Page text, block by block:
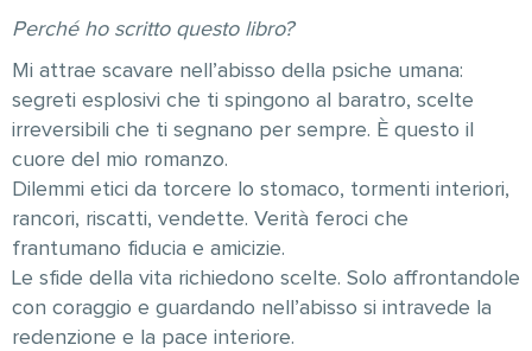
Perché ho scritto questo libro?
Mi attrae scavare nell’abisso della psiche umana:
segreti esplosivi che ti spingono al baratro, scelte
irreversibili che ti segnano per sempre. È questo il
cuore del mio romanzo.
Dilemmi etici da torcere lo stomaco, tormenti interiori,
rancori, riscatti, vendette. Verità feroci che
frantumano fiducia e amicizie.
Le sfide della vita richiedono scelte. Solo affrontandole
con coraggio e guardando nell’abisso si intravede la
redenzione e la pace interiore.